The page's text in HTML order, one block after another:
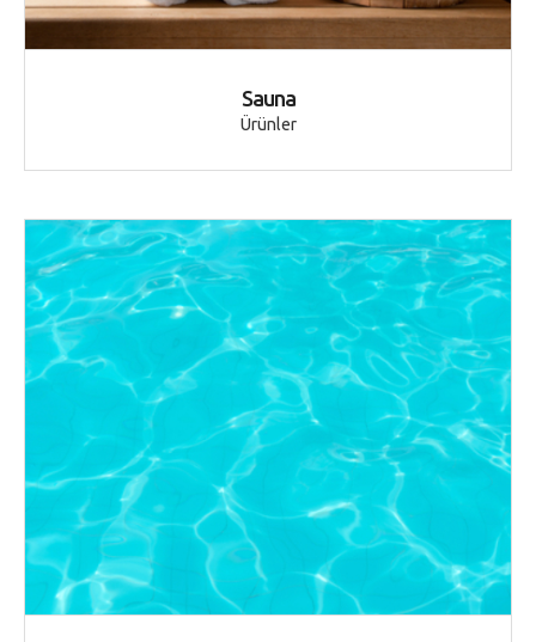
Sauna
Ürünler